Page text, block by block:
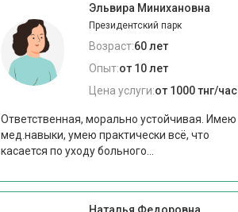
Эльвира Минихановна
Президентский парк
Возраст:60 лет
Опыт:от 10 лет
Цена услуги:от 1000 тнг/час
Ответственная, морально устойчивая. Имею
мед.навыки, умею практически всё, что
касается по уходу больного...